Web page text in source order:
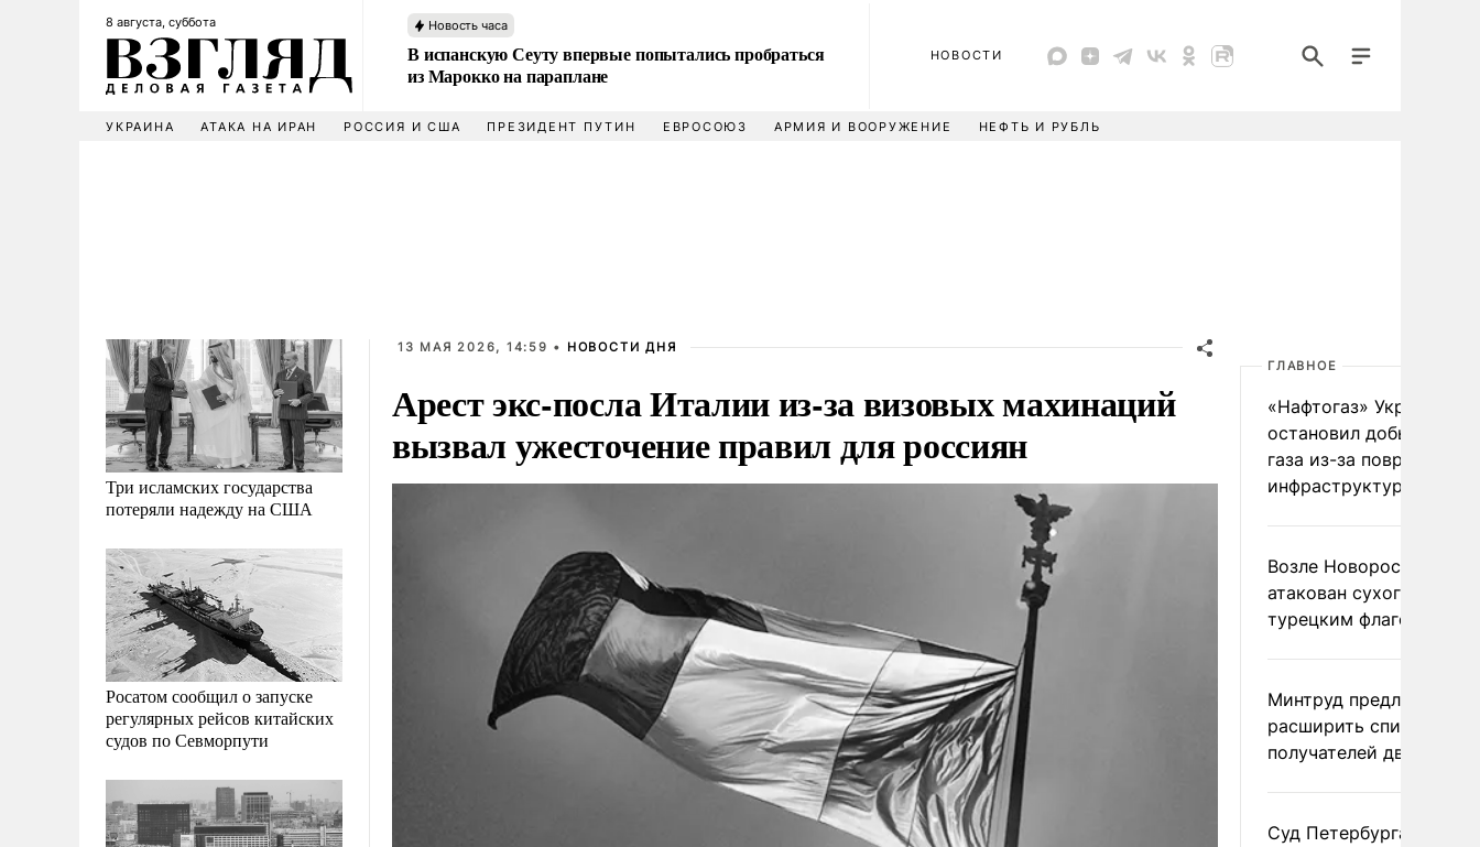
8 августа, суббота Новость часа
В испанскую Сеуту впервые попытались пробраться
из Марокко на параплане
НОВОСТИ
УКРАИНА АТАКА НА ИРАН РОССИЯ И США ПРЕЗИДЕНТ ПУТИН ЕВРОСОЮЗ АРМИЯ И ВООРУЖЕНИЕ НЕФТЬ И РУБЛЬ
Три исламских государства
потеряли надежду на США
Росатом сообщил о запуске
регулярных рейсов китайских
судов по Севморпути
13 МАЯ 2026, 14:59 • НОВОСТИ ДНЯ
Арест экс-посла Италии из-за визовых махинаций
вызвал ужесточение правил для россиян
ГЛАВНОЕ
«Нафтогаз» Украины
остановил добычу
газа из-за повреждения
инфраструктуры
Возле Новороссийска
атакован сухогруз под
турецким флагом
Минтруд предложил
расширить список
получателей двух
Суд Петербурга заочно